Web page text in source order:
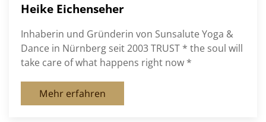
Heike Eichenseher
Inhaberin und Gründerin von Sunsalute Yoga &
Dance in Nürnberg seit 2003 TRUST * the soul will
take care of what happens right now *
Mehr erfahren